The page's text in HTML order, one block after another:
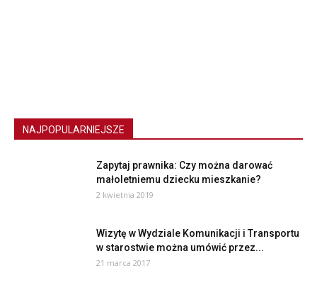
NAJPOPULARNIEJSZE
Zapytaj prawnika: Czy można darować
małoletniemu dziecku mieszkanie?
2 kwietnia 2019
Wizytę w Wydziale Komunikacji i Transportu
w starostwie można umówić przez...
21 marca 2017